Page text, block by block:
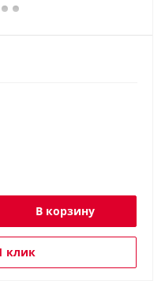
В корзину
клик